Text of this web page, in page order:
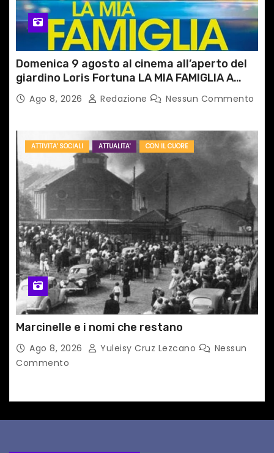
Domenica 9 agosto al cinema all’aperto del
giardino Loris Fortuna LA MIA FAMIGLIA A
TAIPEIAgo 8, 2026 Redazione Nessun Commento
ATTIVITA' SOCIALI ATTUALITA' CON IL CUORE
Marcinelle e i nomi che restano
Ago 8, 2026 Yuleisy Cruz Lezcano
Nessun
Commento